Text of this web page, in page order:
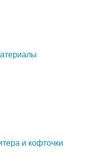
и кофточки